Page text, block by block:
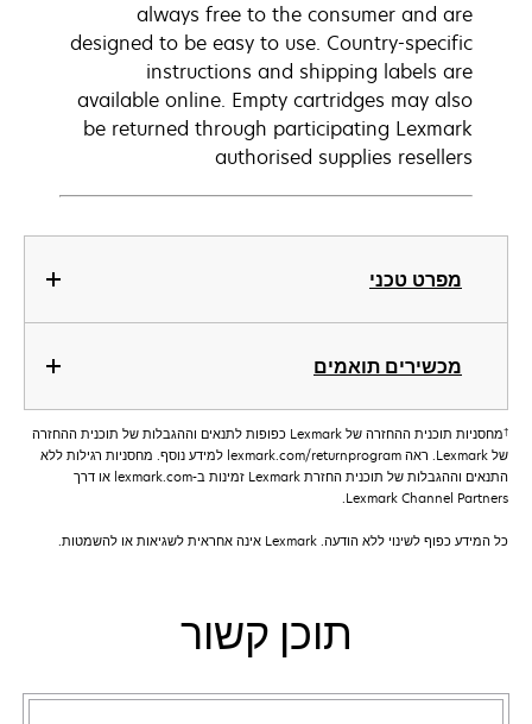
מפרט טכני
מכשירים תואמים
always free to the consumer and are
designed to be easy to use. Country-specific
instructions and shipping labels are
available online. Empty cartridges may also
be returned through participating Lexmark
authorised supplies resellers
†
מחסניות תוכנית ההחזרה של Lexmark כפופות לתנאים וההגבלות של תוכנית ההחזרה
של Lexmark. ראה lexmark.com/returnprogram למידע נוסף. מחסניות רגילות ללא
התנאים וההגבלות של תוכנית החזרת Lexmark זמינות ב-lexmark.com או דרך
Lexmark Channel Partners.
כל המידע כפוף לשינוי ללא הודעה. Lexmark אינה אחראית לשגיאות או להשמטות.
תוכן קשור